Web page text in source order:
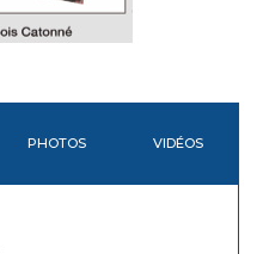
PHOTOS VIDÉOS